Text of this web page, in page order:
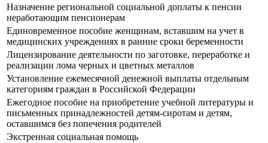
Назначение региональной социальной доплаты к пенсии
неработающим пенсионерам
Единовременное пособие женщинам, вставшим на учет в
медицинских учреждениях в ранние сроки беременности
Лицензирование деятельности по заготовке, переработке и
реализации лома черных и цветных металлов
Установление ежемесячной денежной выплаты отдельным
категориям граждан в Российской Федерации
Ежегодное пособие на приобретение учебной литературы и
письменных принадлежностей детям-сиротам и детям,
оставшимся без попечения родителей
Экстренная социальная помощь